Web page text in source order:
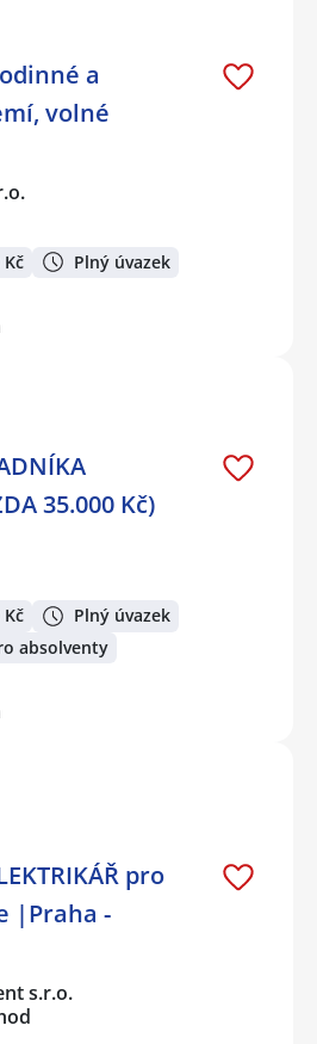
a
volné
Kč Plný úvazek
35.000 Kč)
Kč
Plný úvazek
absolventy
pro
|Praha -
s.r.o.